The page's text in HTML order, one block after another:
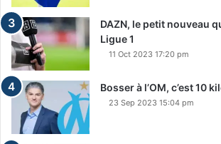
DAZN, le petit nouveau
Ligue 1
11 Oct 2023 17:20 pm
Bosser à l’OM, c’est 10
23 Sep 2023 15:04 pm